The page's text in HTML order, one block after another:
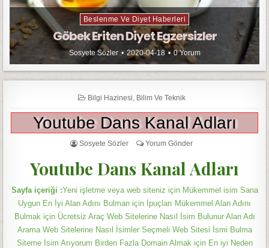
Beslenme Ve Diyet Haberleri
Göbek Eriten Diyet Egzersizler
Sosyete Sözler 2020-04-18 0 Yorum
Bilgi Hazinesi Bilim Ve Teknik
Youtube Dans Kanal Adları
Sosyete Sözler Yorum Gönder
Youtube Dans Kanal Adları
Sayfa içeriği :Yeni işletme veya web siteniz için Mükemmel isim Sana
Uygun En İyi Alan Adını Bulman için İpuçları Mükemmel Alan Adını
Bulmak için Ücretsiz Araç Web Sitelerine Nasıl İsim Bulunur Alan Adı
Arama Web Sitelerine Nasıl İsimler Seçmeli Web Sitesi İsmi Bulma
Siteme İsim Arıyorum Birden Fazla Domain Almak için En iyi Neden